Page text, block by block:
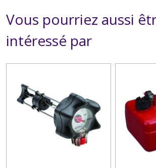
Vous pourriez aussi
intéressé par